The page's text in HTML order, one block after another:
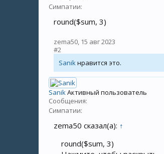
Симпатии:
round($sum, 3)
zema50, 15 авг 2023
#2
Sanikнравится это.
SanikАктивный пользователь
Сообщения:
Симпатии:
zema50 сказал(а): ↑
round($sum, 3)